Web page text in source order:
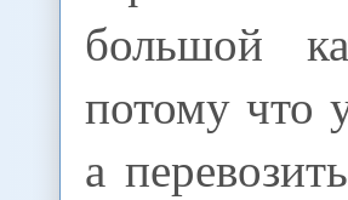
большой
потому что
а